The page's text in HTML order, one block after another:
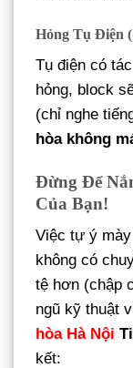
Hỏng Tụ Điện
Tụ điện có
hỏng, block
(chỉ nghe
hòa không
Đừng Để
Của Bạn!
Việc tự ý
không có
tệ hơn (chập
ngũ kỹ thuật
hòa Hà Nội
kết: